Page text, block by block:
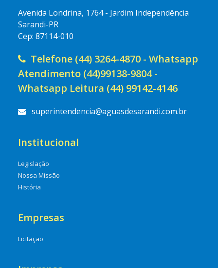
Avenida Londrina, 1764 - Jardim Independência
Sarandi-PR
Cep: 87114-010
Telefone (44) 3264-4870 - Whatsapp
Atendimento (44)99138-9804 -
Whatsapp Leitura (44) 99142-4146
superintendencia@aguasdesarandi.com.br
Institucional
Legislação
Nossa Missão
História
Empresas
Licitação